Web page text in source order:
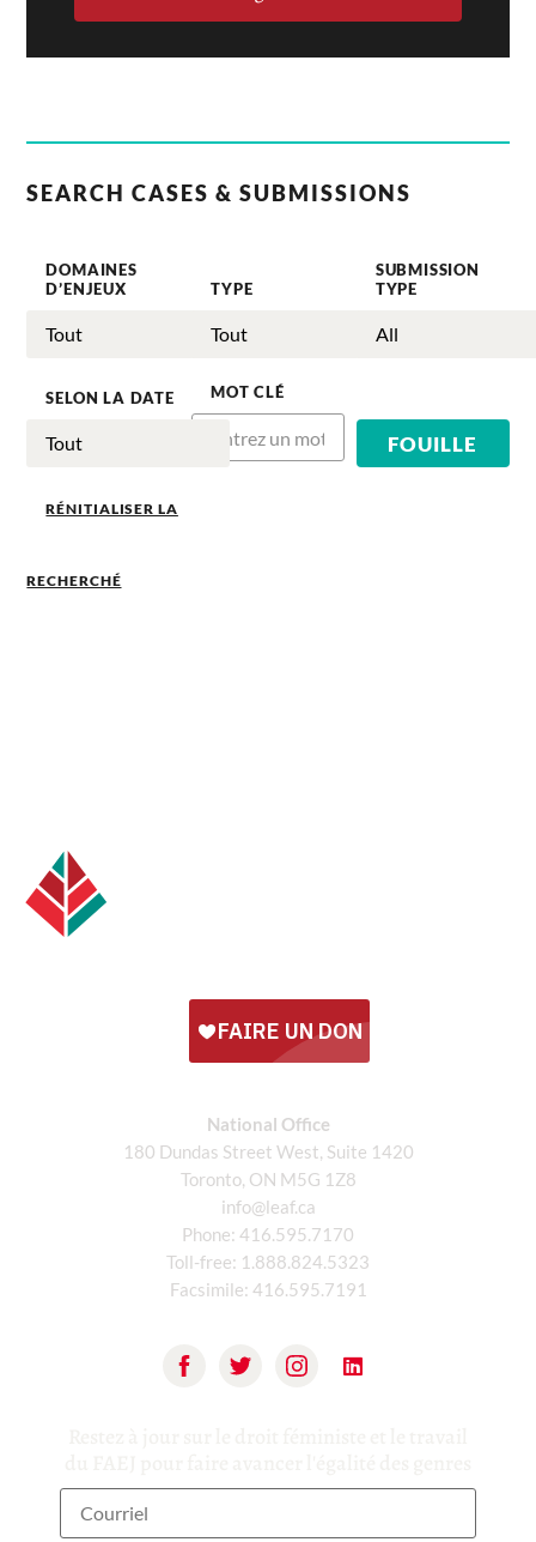
SEARCH CASES & SUBMISSIONS
DOMAINES
D’ENJEUX
TYPE
SUBMISSION
TYPE
SELON LA DATE MOT CLÉ
RÉNITIALISER LA
RECHERCHÉ
National Office
180 Dundas Street West, Suite 1420
Toronto, ON M5G 1Z8
info@leaf.ca
Phone: 416.595.7170
Toll-free: 1.888.824.5323
Facsimile: 416.595.7191